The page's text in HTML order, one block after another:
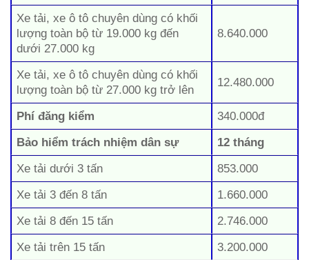
Xe tải, xe ô tô chuyên dùng có khối
lượng toàn bộ từ 19.000 kg đến
dưới 27.000 kg
8.640.000
Xe tải, xe ô tô chuyên dùng có khối
lượng toàn bộ từ 27.000 kg trở lên
12.480.000
Phí đăng kiểm
340.000đ
Bảo hiểm trách nhiệm dân sự
12 tháng
Xe tải dưới 3 tấn
853.000
Xe tải 3 đến 8 tấn
1.660.000
Xe tải 8 đến 15 tấn
2.746.000
Xe tải trên 15 tấn
3.200.000